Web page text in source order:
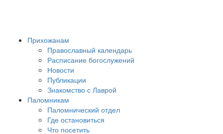
Прихожанам
Православный календарь
Расписание богослужений
Новости
Публикации
Знакомство с Лаврой
Паломникам
Паломнический отдел
Где остановиться
Что посетить